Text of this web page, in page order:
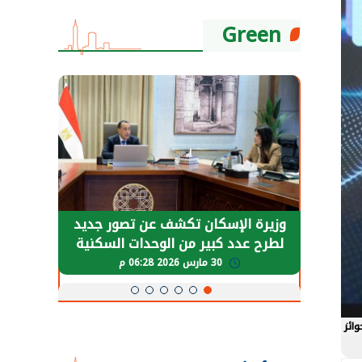
Green
دولي وزيرة الإسكان تكشف عن تصور جديد
لطرح عدد كبير من الوحدات السكنية
بنظام الإيجار